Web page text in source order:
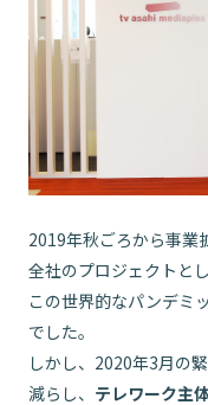
2019年秋ごろから事業
全社のプロジェクトと
この世界的なパンデミ
でした。
しかし、2020年3月の
減らし、 テレワーク主